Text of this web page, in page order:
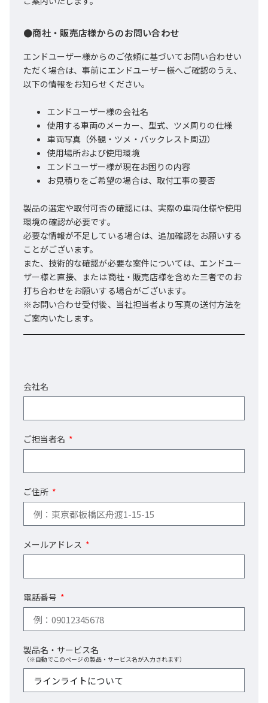
●商社・販売店様からのお問い合わせ
エンドユーザー様からのご依頼に基づいてお問い合わせい
ただく場合は、事前にエンドユーザー様へご確認のうえ、
以下の情報をお知らせください。
エンドユーザー様の会社名
使用する車両のメーカー、型式、ツメ周りの仕様
車両写真（外観・ツメ・バックレスト周辺）
使用場所および使用環境
エンドユーザー様が現在お困りの内容
お見積りをご希望の場合は、取付工事の要否
製品の選定や取付可否の確認には、実際の車両仕様や使用
環境の確認が必要です。
必要な情報が不足している場合は、追加確認をお願いする
ことがございます。
また、技術的な確認が必要な案件については、エンドユー
ザー様と直接、または商社・販売店様を含めた三者でのお
打ち合わせをお願いする場合がございます。
※お問い合わせ受付後、当社担当者より写真の送付方法を
ご案内いたします。
会社名
ご担当者名
ご住所
メールアドレス
電話番号
製品名・サービス名
（※自動でこのページの製品・サービス名が入力されます）